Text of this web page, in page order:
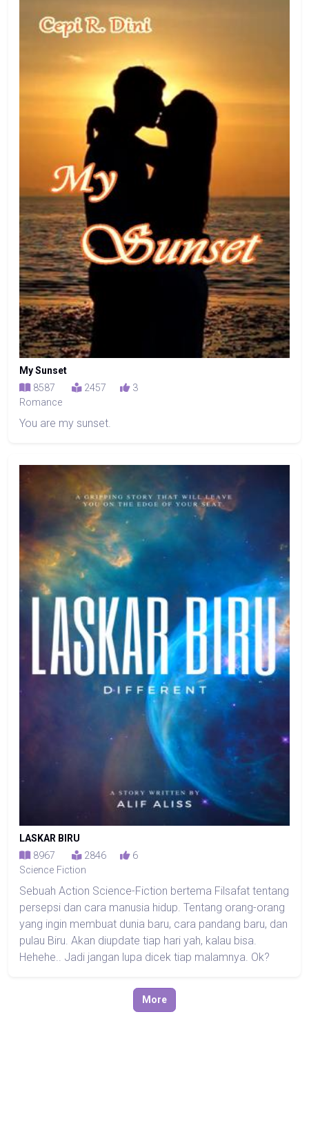
My Sunset
8587 2457
3
Romance
You are my sunset.
LASKAR BIRU
8967 2846
6
Science Fiction
Sebuah Action Science-Fiction bertema Filsafat tentang
persepsi dan cara manusia hidup. Tentang orang-orang
yang ingin membuat dunia baru, cara pandang baru, dan
pulau Biru. Akan diupdate tiap hari yah, kalau bisa.
Hehehe.. Jadi jangan lupa dicek tiap malamnya. Ok?
More